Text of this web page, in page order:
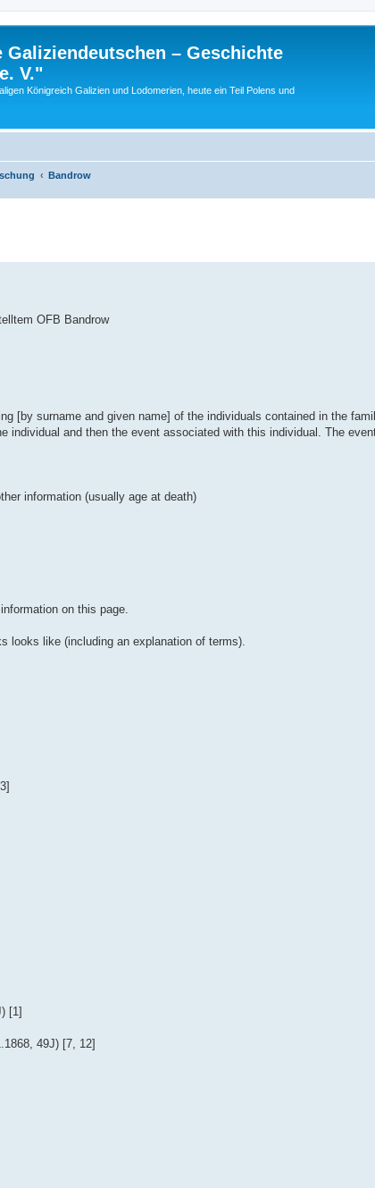
Galiziendeutschen – Geschichte
V."
Königreich Galizien und Lodomerien, heute ein Teil Polens und
Bandrow
OFB Bandrow
[by surname and given name] of the individuals contained in the
individual and then the event associated with this individual. The
information (usually age at death)
on this page.
looks like (including an explanation of terms).
[1]
49J) [7, 12]